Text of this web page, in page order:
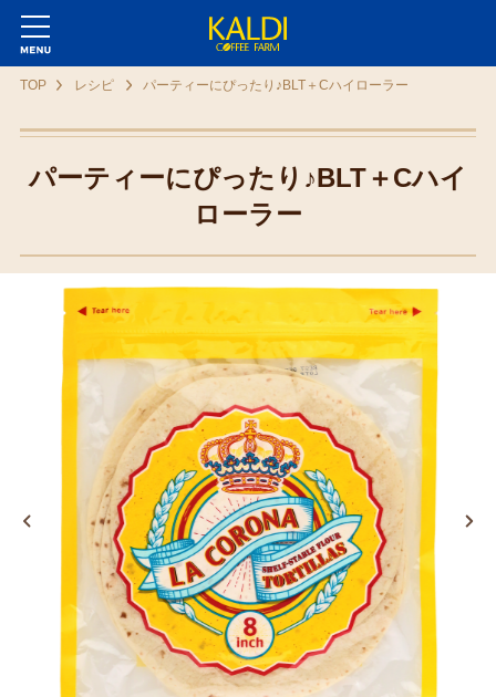
TOP レシピ パーティーにぴったり♪BLT＋Cハイローラー
パーティーにぴったり♪BLT＋Cハイ
ローラー